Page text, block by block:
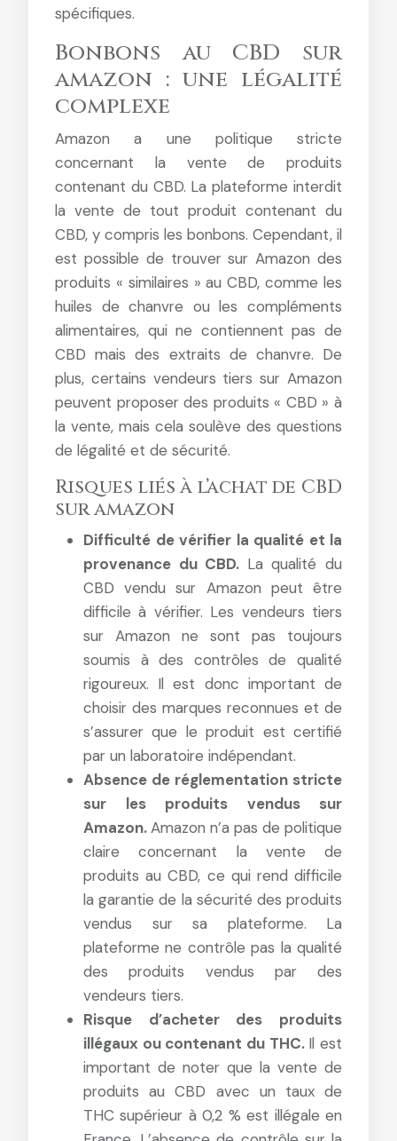
spécifiques.
Bonbons au CBD sur
amazon : une légalité
complexe
Amazon a une politique stricte
concernant la vente de produits
contenant du CBD. La plateforme interdit
la vente de tout produit contenant du
CBD, y compris les bonbons. Cependant, il
est possible de trouver sur Amazon des
produits « similaires » au CBD, comme les
huiles de chanvre ou les compléments
alimentaires, qui ne contiennent pas de
CBD mais des extraits de chanvre. De
plus, certains vendeurs tiers sur Amazon
peuvent proposer des produits « CBD » à
la vente, mais cela soulève des questions
de légalité et de sécurité.
Risques liés à l’achat de CBD
sur amazon
Difficulté de vérifier la qualité et la
provenance du CBD. La qualité du
CBD vendu sur Amazon peut être
difficile à vérifier. Les vendeurs tiers
sur Amazon ne sont pas toujours
soumis à des contrôles de qualité
rigoureux. Il est donc important de
choisir des marques reconnues et de
s’assurer que le produit est certifié
par un laboratoire indépendant.
Absence de réglementation stricte
sur les produits vendus sur
Amazon.Amazon n’a pas de politique
claire concernant la vente de
produits au CBD, ce qui rend difficile
la garantie de la sécurité des produits
vendus sur sa plateforme. La
plateforme ne contrôle pas la qualité
des produits vendus par des
vendeurs tiers.
Risque d’acheter des produits
illégaux ou contenant du THC. Il est
important de noter que la vente de
produits au CBD avec un taux de
THC supérieur à 0,2 % est illégale en